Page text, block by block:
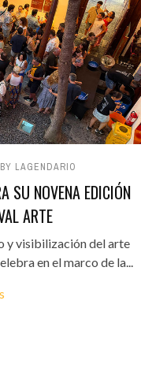
BY LAGENDARIO
SU NOVENA EDICIÓN
ARTE
y visibilización del arte
en el marco de la...